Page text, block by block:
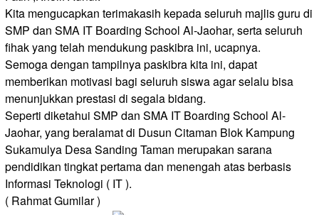
Kita mengucapkan terimakasih kepada seluruh majlis guru di
SMP dan SMA IT Boarding School Al-Jaohar, serta seluruh
fihak yang telah mendukung paskibra ini, ucapnya.
Semoga dengan tampilnya paskibra kita ini, dapat
memberikan motivasi bagi seluruh siswa agar selalu bisa
menunjukkan prestasi di segala bidang.
Seperti diketahui SMP dan SMA IT Boarding School Al-
Jaohar, yang beralamat di Dusun Citaman Blok Kampung
Sukamulya Desa Sanding Taman merupakan sarana
pendidikan tingkat pertama dan menengah atas berbasis
Informasi Teknologi ( IT ).
( Rahmat Gumilar )